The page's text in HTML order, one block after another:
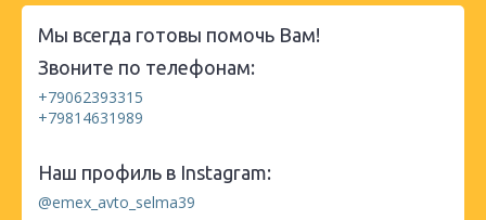
Мы всегда готовы помочь Вам!
Звоните по телефонам:
+79062393315
+79814631989
Наш профиль в Instagram:
@emex_avto_selma39